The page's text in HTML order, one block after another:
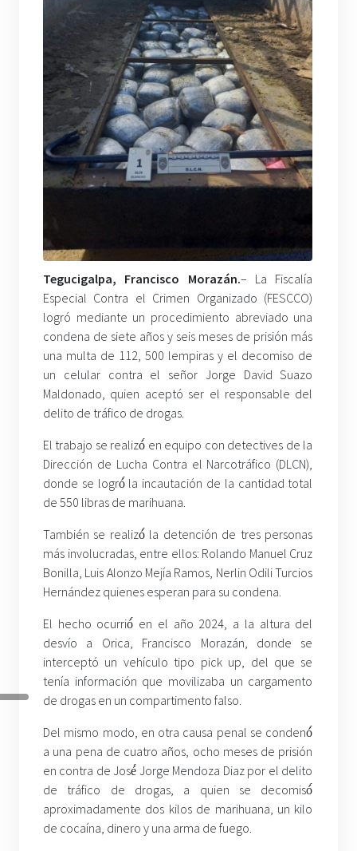
Tegucigalpa, Francisco Morazán.– La Fiscalía
Especial Contra el Crimen Organizado (FESCCO)
logró mediante un procedimiento abreviado una
condena de siete años y seis meses de prisión más
una multa de 112, 500 lempiras y el decomiso de
un celular contra el señor Jorge David Suazo
Maldonado, quien aceptó ser el responsable del
delito de tráfico de drogas.
El trabajo se realizó́ en equipo con detectives de la
Dirección de Lucha Contra el Narcotráfico (DLCN),
donde se logró́ la incautación de la cantidad total
de 550 libras de marihuana.
También se realizó́ la detención de tres personas
más involucradas, entre ellos: Rolando Manuel Cruz
Bonilla, Luis Alonzo Mejía Ramos, Nerlin Odili Turcios
Hernández quienes esperan para su condena.
El hecho ocurrió́ en el año 2024, a la altura del
desvío a Orica, Francisco Morazán, donde se
interceptó un vehículo tipo pick up, del que se
tenía información que movilizaba un cargamento
de drogas en un compartimento falso.
Del mismo modo, en otra causa penal se condenó́
a una pena de cuatro años, ocho meses de prisión
en contra de José́ Jorge Mendoza Diaz por el delito
de tráfico de drogas, a quien se decomisó́
aproximadamente dos kilos de marihuana, un kilo
de cocaína, dinero y una arma de fuego.